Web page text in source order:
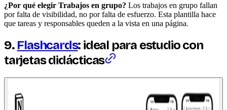
¿Por qué elegir Trabajos en grupo? Los trabajos en grupo fallan
por falta de visibilidad, no por falta de esfuerzo. Esta plantilla hace
que tareas y responsables queden a la vista en una página.
9. Flashcards: ideal para estudio con
tarjetas didácticas